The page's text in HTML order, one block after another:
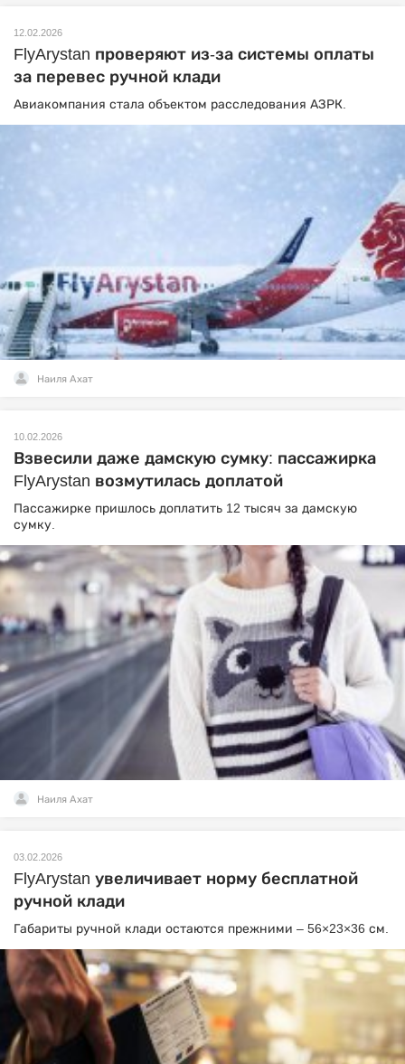
12.02.2026
FlyArystan проверяют из-за системы оплаты
за перевес ручной клади
Авиакомпания стала объектом расследования АЗРК.
Наиля Ахат
10.02.2026
Взвесили даже дамскую сумку: пассажирка
FlyArystan возмутилась доплатой
Пассажирке пришлось доплатить 12 тысяч за дамскую
сумку.
Наиля Ахат
03.02.2026
FlyArystan увеличивает норму бесплатной
ручной клади
Габариты ручной клади остаются прежними – 56×23×36 см.